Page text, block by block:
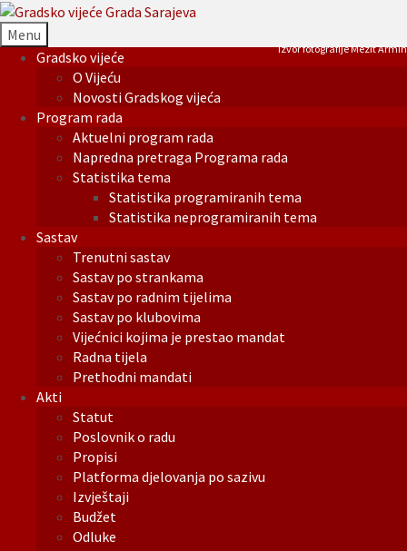
Menu
Gradsko vijeće
O Vijeću
Novosti Gradskog vijeća
Program rada
Aktuelni program rada
Napredna pretraga Programa rada
Statistika tema
Statistika programiranih tema
Statistika neprogramiranih tema
Sastav
Trenutni sastav
Sastav po strankama
Sastav po radnim tijelima
Sastav po klubovima
Vijećnici kojima je prestao mandat
Radna tijela
Prethodni mandati
Akti
Statut
Poslovnik o radu
Propisi
Platforma djelovanja po sazivu
Izvještaji
Budžet
Odluke
Izvor fotografije Mezit Armin